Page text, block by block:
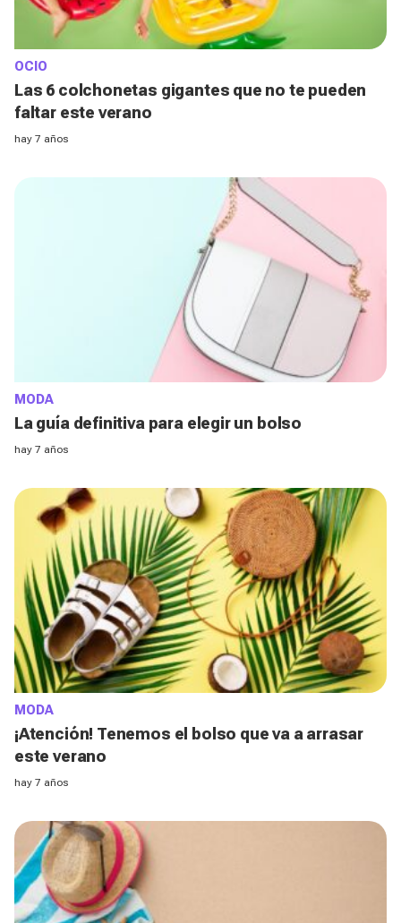
OCIO
Las 6 colchonetas gigantes que no te pueden
faltar este verano
hay 7 años
MODA
La guía definitiva para elegir un bolso
hay 7 años
MODA
¡Atención! Tenemos el bolso que va a arrasar
este verano
hay 7 años